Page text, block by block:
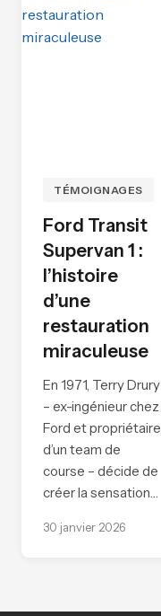
TÉMOIGNAGES
Ford Transit
Supervan 1 :
l’histoire
d’une
restauration
miraculeuse
En 1971, Terry Drury
– ex-ingénieur chez
Ford et propriétaire
d’un team de
course – décide de
créer la sensation…
30 janvier 2026